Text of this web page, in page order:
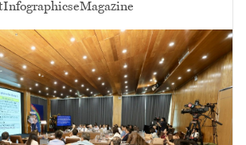
InfographicseMagazine